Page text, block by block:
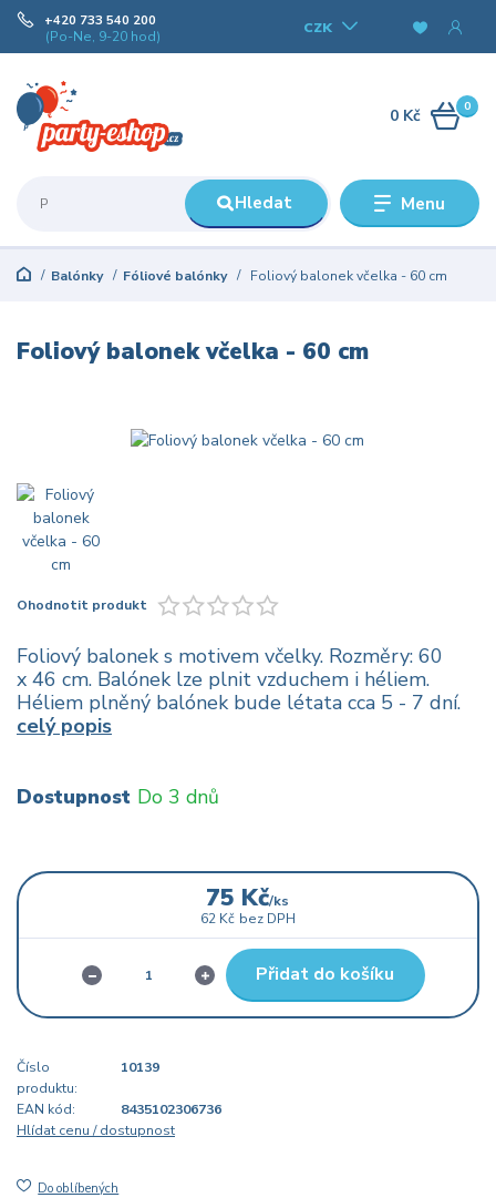
Menu
CZK
Hledat
+420 733 540 200
(Po-Ne, 9-20 hod)
0
0 Kč
Balónky Fóliové balónky Foliový balonek včelka - 60 cm
Foliový balonek včelka - 60 cm
Ohodnotit produkt
Foliový balonek s motivem včelky. Rozměry: 60
x 46 cm. Balónek lze plnit vzduchem i héliem.
Héliem plněný balónek bude létata cca 5 - 7 dní.
celý popis
Dostupnost Do 3 dnů
75 Kč/ks
62 Kč bez DPH
Přidat do košíku
Číslo
produktu:
10139
EAN kód:
8435102306736
Hlídat cenu / dostupnost
Do oblíbených